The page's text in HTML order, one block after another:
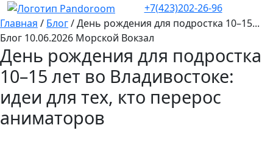
+7(423)202-26-96
Главная / Блог/День рождения для подростка 10–15...
Блог 10.06.2026 Морской Вокзал
День рождения для подростка
10–15 лет во Владивостоке:
идеи для тех, кто перерос
аниматоров